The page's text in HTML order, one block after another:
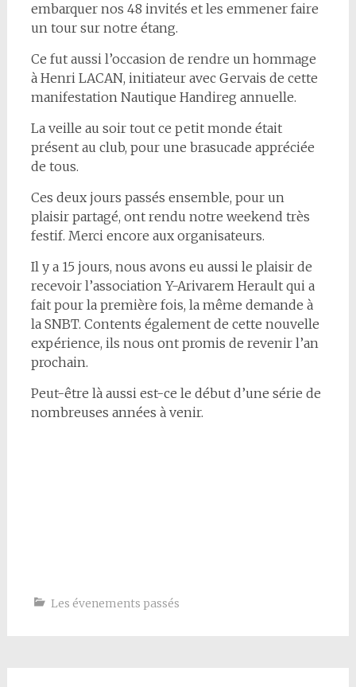
embarquer nos 48 invités et les emmener faire
un tour sur notre étang.
Ce fut aussi l’occasion de rendre un hommage
à Henri LACAN, initiateur avec Gervais de cette
manifestation Nautique Handireg annuelle.
La veille au soir tout ce petit monde était
présent au club, pour une brasucade appréciée
de tous.
Ces deux jours passés ensemble, pour un
plaisir partagé, ont rendu notre weekend très
festif. Merci encore aux organisateurs.
Il y a 15 jours, nous avons eu aussi le plaisir de
recevoir l’association Y-Arivarem Herault qui a
fait pour la première fois, la même demande à
la SNBT. Contents également de cette nouvelle
expérience, ils nous ont promis de revenir l’an
prochain.
Peut-être là aussi est-ce le début d’une série de
nombreuses années à venir.
Les évenements passés